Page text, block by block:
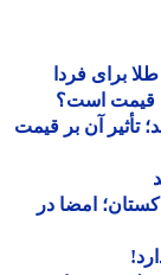
فردا
است؟
تأثیر آن بر قیمت
امضا در